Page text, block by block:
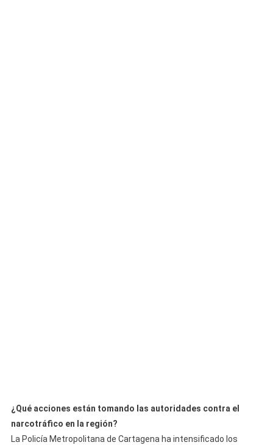
¿Qué acciones están tomando las autoridades contra el
narcotráfico en la región?
La Policía Metropolitana de Cartagena ha intensificado los